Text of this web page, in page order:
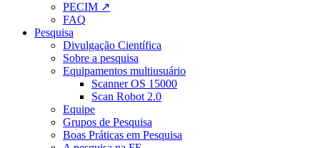
PECIM ↗
FAQ
Pesquisa
Divulgação Científica
Sobre a pesquisa
Equipamentos multiusuário
Scanner OS 15000
Scan Robot 2.0
Equipe
Grupos de Pesquisa
Boas Práticas em Pesquisa